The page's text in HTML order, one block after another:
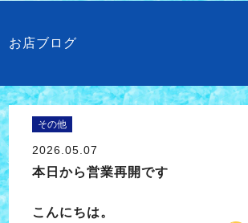
お店ブログ
その他
2026.05.07
本日から営業再開です
こんにちは。